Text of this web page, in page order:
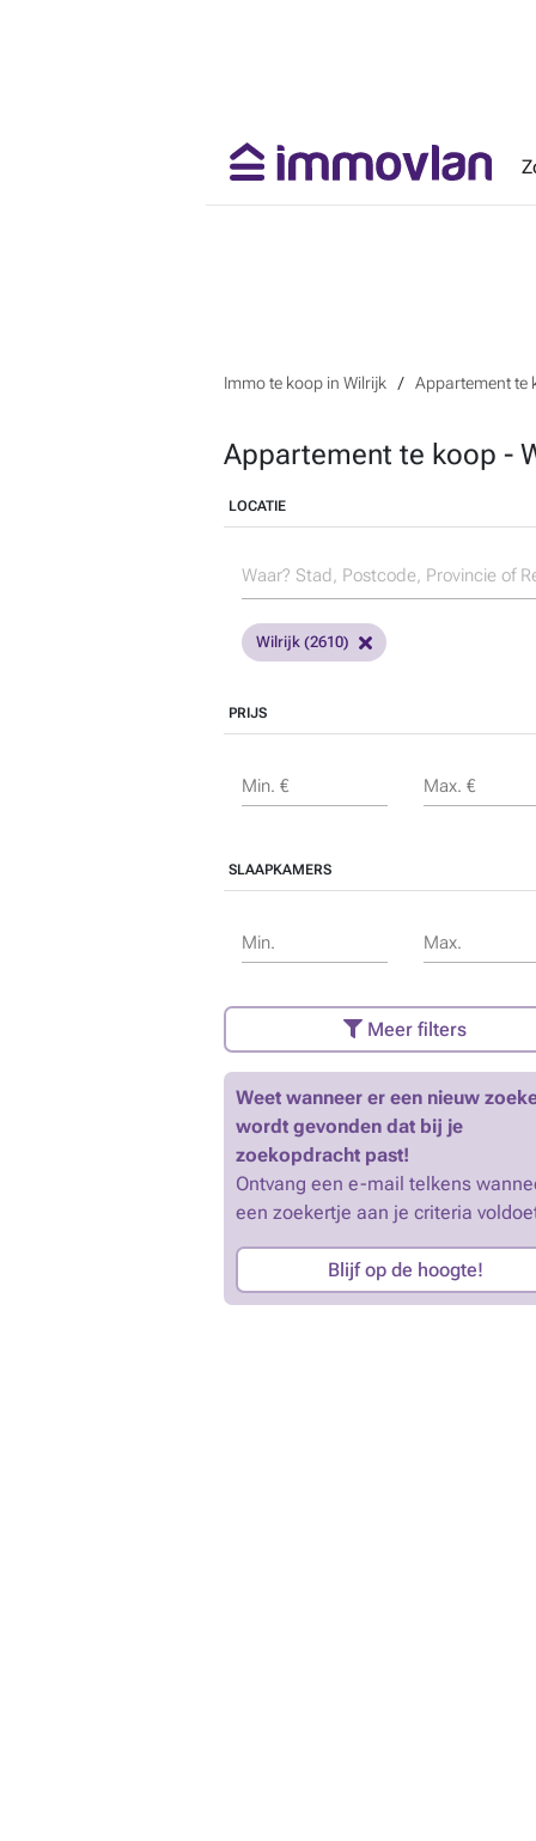
Immo te koop in Wilrijk Appartement te
Appartement te koop -
LOCATIE
Wilrijk (2610)
PRIJS
Min. € Max. €
SLAAPKAMERS
Min. Max.
Meer filters
Weet wanneer er een nieuw
wordt gevonden dat bij je
zoekopdracht past!
Ontvang een e-mail telkens
een zoekertje aan je criteria
Blijf op de hoogte!